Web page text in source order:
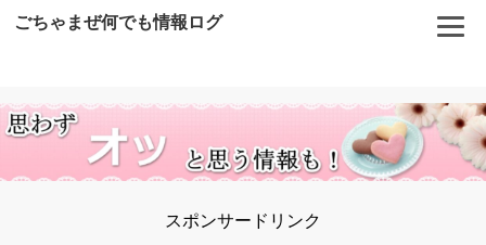
ごちゃまぜ何でも情報ログ
スポンサードリンク